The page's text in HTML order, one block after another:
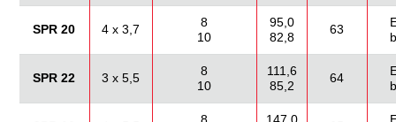
SPR 20 4 x 3,7
8
10
95,0
82,8
63
SPR 22 3 x 5,5
8
10
111,6
85,2
64
8
147,0